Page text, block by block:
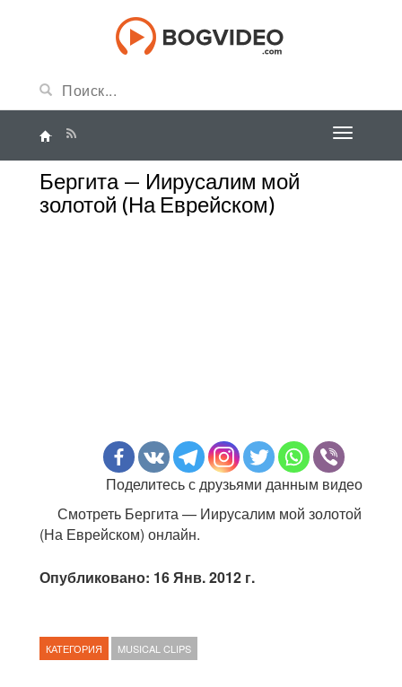
Бергита — Иирусалим мой
золотой (На Еврейском)
Поделитесь с друзьями данным видео
Смотреть Бергита — Иирусалим мой золотой
(На Еврейском) онлайн.
Опубликовано: 16 Янв. 2012 г.
КАТЕГОРИЯ MUSICAL CLIPS